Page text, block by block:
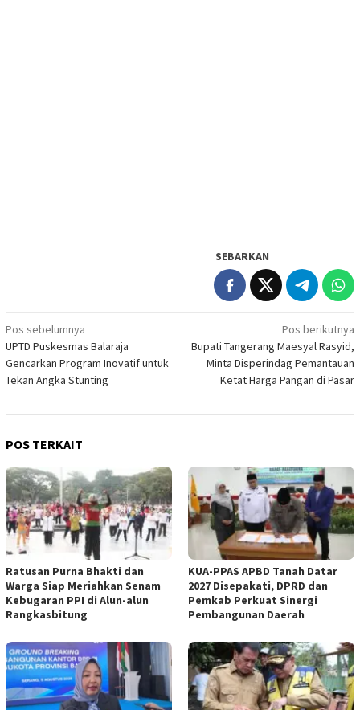
SEBARKAN
Navigasi
pos
Pos sebelumnya
UPTD Puskesmas Balaraja
Gencarkan Program Inovatif untuk
Tekan Angka Stunting
Pos berikutnya
Bupati Tangerang Maesyal Rasyid,
Minta Disperindag Pemantauan
Ketat Harga Pangan di Pasar
POS TERKAIT
Ratusan Purna Bhakti dan
Warga Siap Meriahkan Senam
Kebugaran PPI di Alun-alun
Rangkasbitung
KUA-PPAS APBD Tanah Datar
2027 Disepakati, DPRD dan
Pemkab Perkuat Sinergi
Pembangunan Daerah